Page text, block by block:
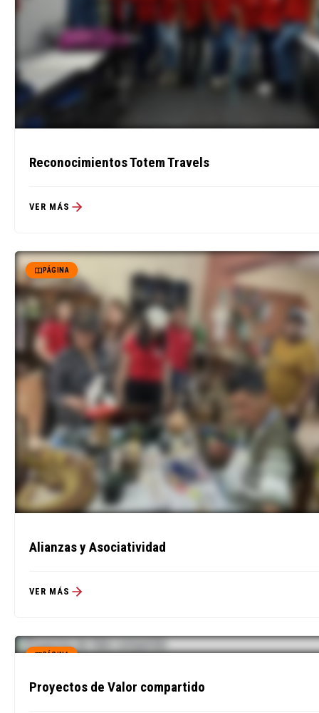
Reconocimientos Totem Travels
VER MÁS
PÁGINA
Alianzas y Asociatividad
VER MÁS
PÁGINA
Proyectos de Valor compartido